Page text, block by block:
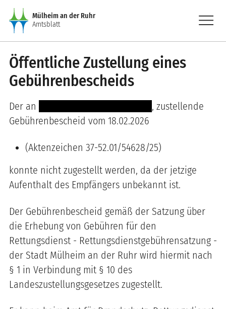
Direkt zum Inhalt
Mülheim an der Ruhr
Amtsblatt
menu
Öffentliche Zustellung eines
Gebührenbescheids
Der an
, zustellende
Gebührenbescheid vom 18.02.2026
(Aktenzeichen 37-52.01/54628/25)
konnte nicht zugestellt werden, da der jetzige
Aufenthalt des Empfängers unbekannt ist.
Der Gebührenbescheid gemäß der Satzung über
die Erhebung von Gebühren für den
Rettungsdienst - Rettungsdienstgebührensatzung -
der Stadt Mülheim an der Ruhr wird hiermit nach
§ 1 in Verbindung mit § 10 des
Landeszustellungsgesetzes zugestellt.